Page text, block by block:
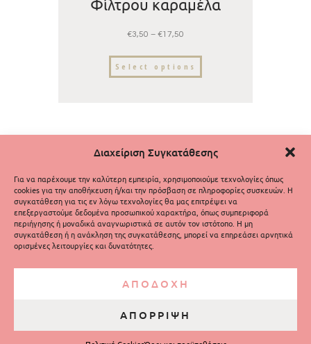
Διαχείριση Συγκατάθεσης
Για να παρέχουμε την καλύτερη εμπειρία, χρησιμοποιούμε τεχνολογίες όπως
cookies για την αποθήκευση ή/και την πρόσβαση σε πληροφορίες συσκευών. Η
συγκατάθεση για τις εν λόγω τεχνολογίες θα μας επιτρέψει να
επεξεργαστούμε δεδομένα προσωπικού χαρακτήρα, όπως συμπεριφορά
περιήγησης ή μοναδικά αναγνωριστικά σε αυτόν τον ιστότοπο. Η μη
συγκατάθεση ή η ανάκληση της συγκατάθεσης, μπορεί να επηρεάσει αρνητικά
ορισμένες λειτουργίες και δυνατότητες.
ΑΠΟΔΟΧΗ
ΑΠΟΡΡΙΨΗ
Φίλτρου καραμέλα
€3,50 – €17,50
Select options
Απορρήτου και Όροι Χρήσης
Τρόποι Πληρωμής